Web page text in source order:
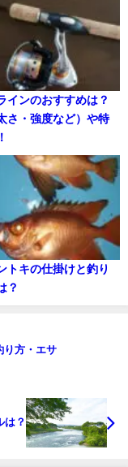
インのおすすめは？
さ・強度など）や特
トキの仕掛けと釣り
？
り方・エサ
は？